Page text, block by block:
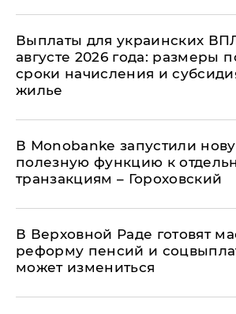
Выплаты для украинских
августе 2026 года: размеры
сроки начисления и
жилье
В Мonobankе запустили
полезную функцию к
транзакциям – Гороховский
В Верховной Раде готовят
реформу пенсий и
может измениться